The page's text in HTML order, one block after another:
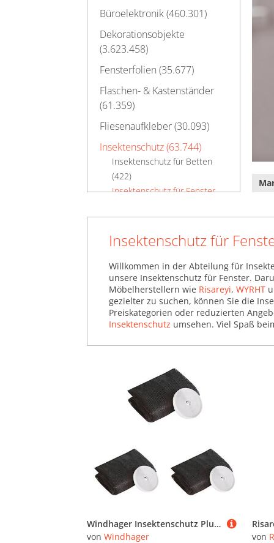
Büroelektronik (460.301)
Dekorationsobjekte
(3.623.458)
Fensterfolien (35.677)
Flaschen- & Kastenständer
(61.359)
Fliesenaufkleber (30.093)
Insektenschutz (63.744)
Insektenschutz für Betten
(422)
Insektenschutz für Fenster
Insektenschutz für Türen
(30.129)
(325.136)
Luftbe- & Entfeuchter
(15.363)
Magnete & Magnetleisten
Pinnwände, Tafeln &
Magnettafeln (95.223)
Rollos (358.945)
(1.187.576)
Schilder (62.273)
Schlüsselboards & -Boxen
Schmuckaufbewahrung
Insektenschutz für
Willkommen in der Abteilung für
unsere Insektenschutz für Fenster.
Möbelherstellern wie Risareyi, WYRHT
gezielter zu suchen, können Sie die
Preiskategorien oder reduzierten
Insektenschutz umsehen. Viel Spaß
Windhager Insektenschutz Plus Fliegengitter für Fenster, Insektenschutzgewebe, Fliegennetz, individuell zuschneidbar, inkl. Montage-Klettband, 100 x 130cm, anthrazit, 03495 (Packung mit 3)
von Windhager
von